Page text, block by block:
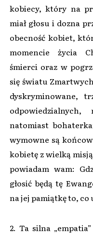
kobiecy, który na
miał głosu i dozna
obecność kobiet,
momencie życia
śmierci oraz w
się światu
dyskryminowane,
natomiast
wymowne są
kobietę z wielką
powiadam wam:
głosić będą tę
na jej pamiątkę to, co
2. Ta silna